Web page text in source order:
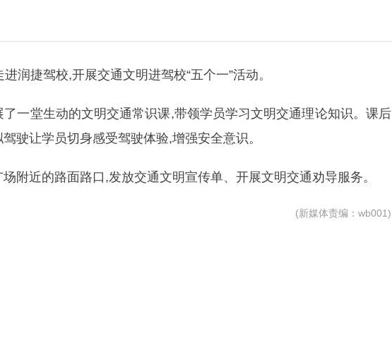
润捷驾校,开展交通文明进驾校“五个一”活动。
一堂生动的文明交通常识课,带领学员学习文明交通理论知识。课后
驶让学员切身感受驾驶体验,增强安全意识。
附近的路面路口,发放交通文明宣传单、开展文明交通劝导服务。
(新媒体责编：wb001)